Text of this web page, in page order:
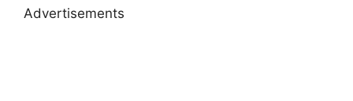
Advertisements